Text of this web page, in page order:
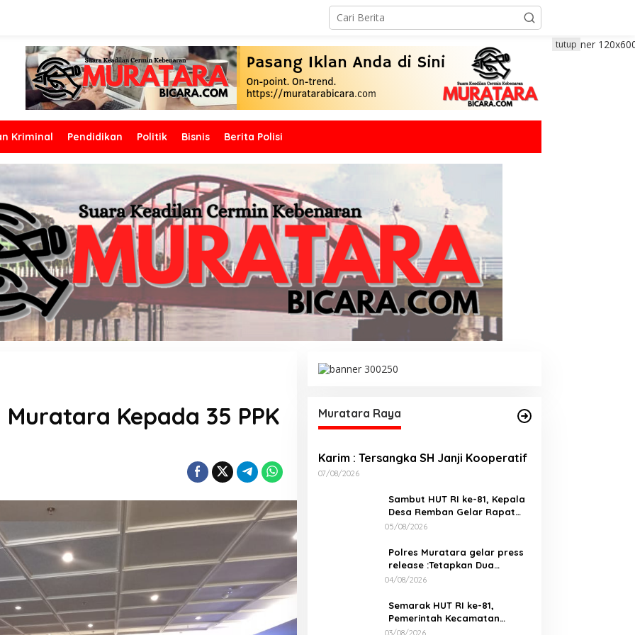
Kriminal Pendidikan Politik Bisnis Berita Polisi
tutup
Kepada 35 PPK
Muratara Raya
Karim : Tersangka SH Janji Kooperatif
07/08/2026
Sambut HUT RI ke-81, Kepala
Desa Remban Gelar Rapat
Persiapan Bersama Panitia
05/08/2026
Polres Muratara gelar press
release :Tetapkan Dua
Direktur Jadi Tersangka
ALS dan Tangki BBM Tewaskan
19 Orang
04/08/2026
Semarak HUT RI ke-81,
Pemerintah Kecamatan
Rawas Ulu Gelar Berbagai